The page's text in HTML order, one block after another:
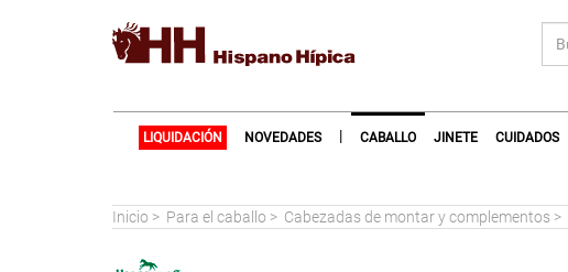
LIQUIDACIÓN NOVEDADES | CABALLO JINETE CUIDADOS
Inicio > Para el caballo > Cabezadas de montar y complementos >